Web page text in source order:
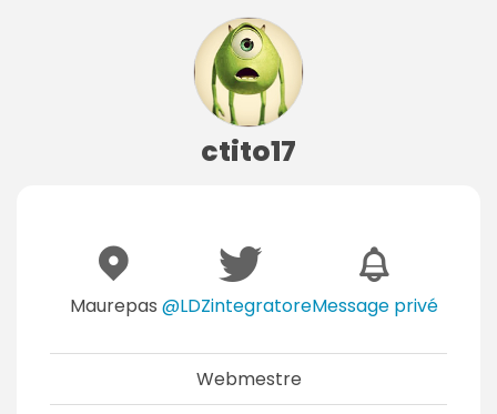
ctito17
Maurepas @LDZintegratoreMessage privé
Webmestre